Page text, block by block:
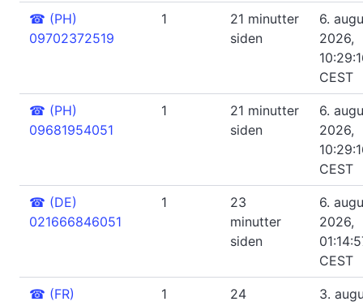
☎ (PH)
09702372519
1
21 minutter
siden
6.
2026,
CEST
☎ (PH)
09681954051
1
21 minutter
siden
6.
2026,
CEST
☎ (DE)
021666846051
1
23
minutter
siden
6.
2026,
CEST
☎ (FR)
1
24
3.